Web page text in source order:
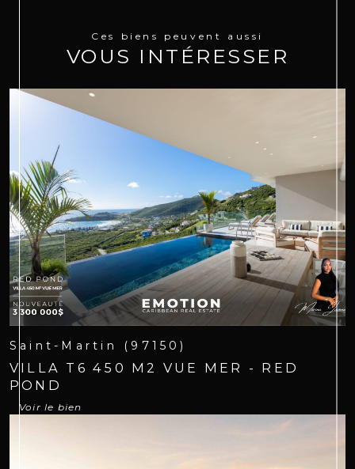
Ces biens peuvent aussi
VOUS INTÉRESSER
Saint-Martin (97150)
VILLA T6 450 M2 VUE MER - RED
POND
Voir le bien